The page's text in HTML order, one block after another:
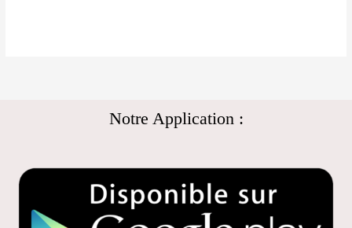
Notre Application :